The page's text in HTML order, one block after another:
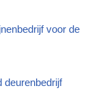
voor de
deurenbedrijf